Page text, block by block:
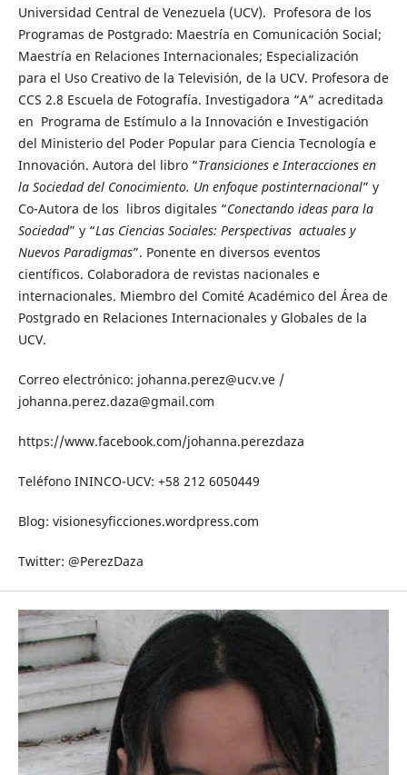
Universidad Central de Venezuela (UCV). Profesora de los
Programas de Postgrado: Maestría en Comunicación Social;
Maestría en Relaciones Internacionales; Especialización
para el Uso Creativo de la Televisión, de la UCV. Profesora de
CCS 2.8 Escuela de Fotografía. Investigadora “A” acreditada
en Programa de Estímulo a la Innovación e Investigación
del Ministerio del Poder Popular para Ciencia Tecnología e
Innovación. Autora del libro “Transiciones e Interacciones en
la Sociedad del Conocimiento. Un enfoque postinternacional” y
Co-Autora de los libros digitales “Conectando ideas para la
Sociedad” y “Las Ciencias Sociales: Perspectivas actuales y
Nuevos Paradigmas”. Ponente en diversos eventos
científicos. Colaboradora de revistas nacionales e
internacionales. Miembro del Comité Académico del Área de
Postgrado en Relaciones Internacionales y Globales de la
UCV.
Correo electrónico: johanna.perez@ucv.ve /
johanna.perez.daza@gmail.com
https://www.facebook.com/johanna.perezdaza
Teléfono ININCO-UCV: +58 212 6050449
Blog: visionesyficciones.wordpress.com
Twitter: @PerezDaza